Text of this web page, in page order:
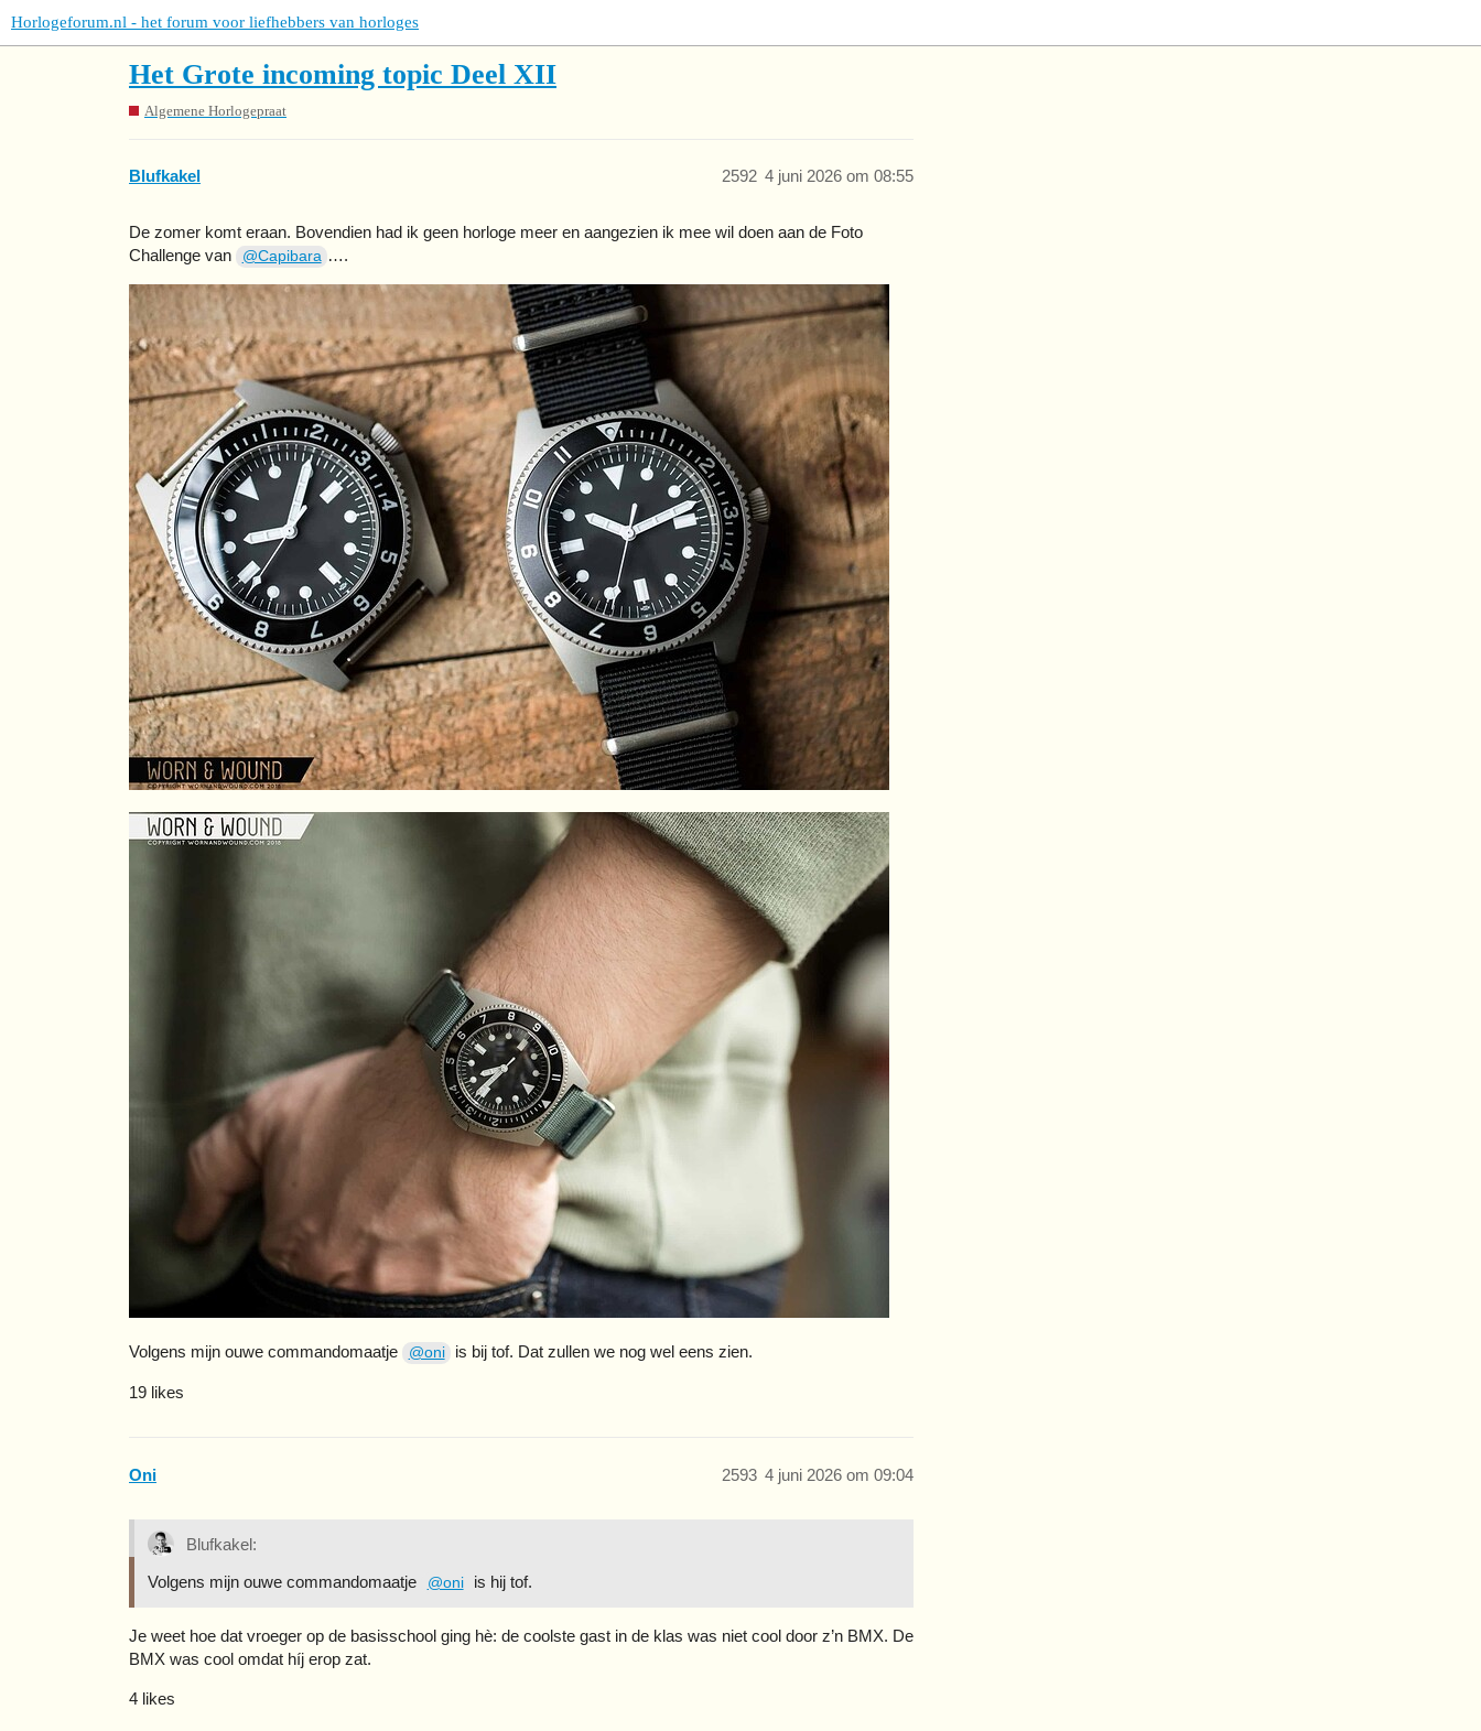
Horlogeforum.nl - het forum voor liefhebbers van horloges
Het Grote incoming topic Deel XII
Algemene Horlogepraat
Blufkakel 4 juni 2026 om 08:55
2592
De zomer komt eraan. Bovendien had ik geen horloge meer en aangezien ik mee wil doen aan de Foto
Challenge van
@Capibara ….
Volgens mijn ouwe commandomaatje @oni is bij tof. Dat zullen we nog wel eens zien.
19 likes
Oni 4 juni 2026 om 09:04
2593
Blufkakel:
Volgens mijn ouwe commandomaatje @oni is hij tof.
Je weet hoe dat vroeger op de basisschool ging hè: de coolste gast in de klas was niet cool door z’n BMX. De
BMX was cool omdat híj erop zat.
4 likes